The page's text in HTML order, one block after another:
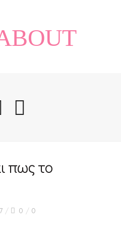
πως το
0 0